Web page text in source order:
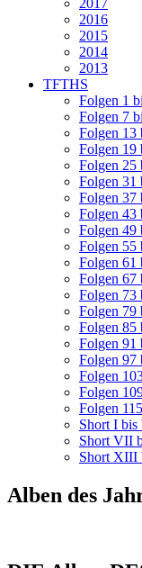
2017
2016
2015
2014
2013
TFTHS
Folgen 1
Folgen 7
Folgen 13
Folgen 19
Folgen 25
Folgen 31
Folgen 37
Folgen 43
Folgen 49
Folgen 55
Folgen 61
Folgen 67
Folgen 73
Folgen 79
Folgen 85
Folgen 91
Folgen 97
Folgen
Folgen
Folgen
Short I
Short VII
Short
Alben des